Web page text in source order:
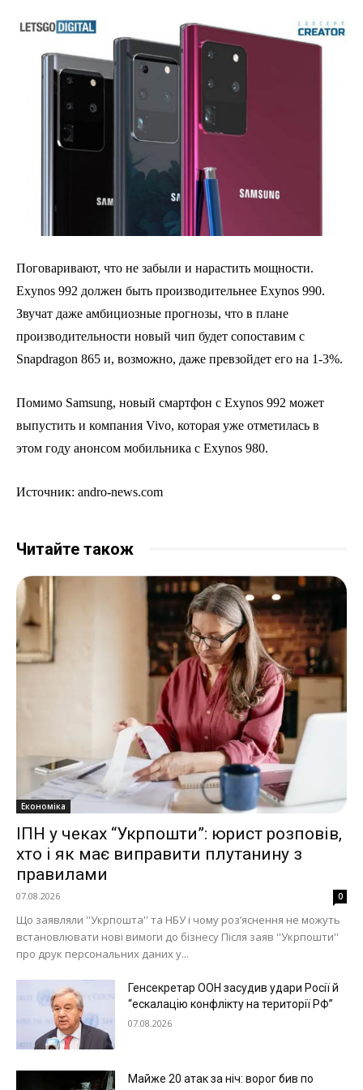
Поговаривают, что не забыли и нарастить мощности.
Exynos 992 должен быть производительнее Exynos 990.
Звучат даже амбициозные прогнозы, что в плане
производительности новый чип будет сопоставим с
Snapdragon 865 и, возможно, даже превзойдет его на 1-3%.
Помимо Samsung, новый смартфон с Exynos 992 может
выпустить и компания Vivo, которая уже отметилась в
этом году анонсом мобильника с Exynos 980.
Источник: andro-news.com
Читайте також
Економіка
ІПН у чеках “Укрпошти”: юрист розповів,
хто і як має виправити плутанину з
правилами
07.08.2026 0
Що заявляли ''Укрпошта'' та НБУ і чому роз’яснення не можуть
встановлювати нові вимоги до бізнесу Після заяв ''Укрпошти''
про друк персональних даних у...
Генсекретар ООН засудив удари Росії й
“ескалацію конфлікту на території РФ”
07.08.2026
Майже 20 атак за ніч: ворог бив по